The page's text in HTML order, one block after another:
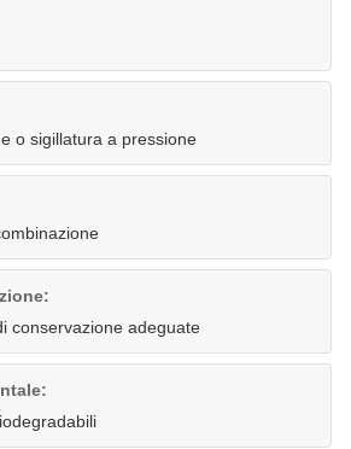
o sigillatura a pressione
conservazione adeguate